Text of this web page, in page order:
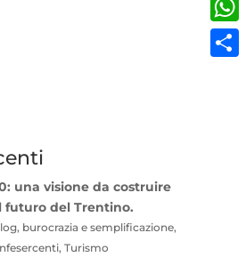
una visione da costruire
futuro del Trentino.
burocrazia e semplificazione,
Turismo